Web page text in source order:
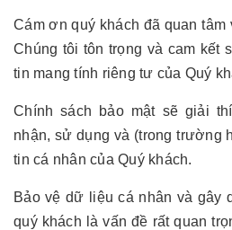
Cám ơn quý khách đã quan tâm
Chúng tôi tôn trọng và cam kết
tin mang tính riêng tư của Quý
Chính sách bảo mật sẽ giải
nhận, sử dụng và (trong trường
tin cá nhân của Quý khách.
Bảo vệ dữ liệu cá nhân và gây
quý khách là vấn đề rất quan